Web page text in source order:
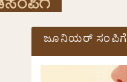
ಜೂನಿಯರ್ ಸಂಪಿಗೆ